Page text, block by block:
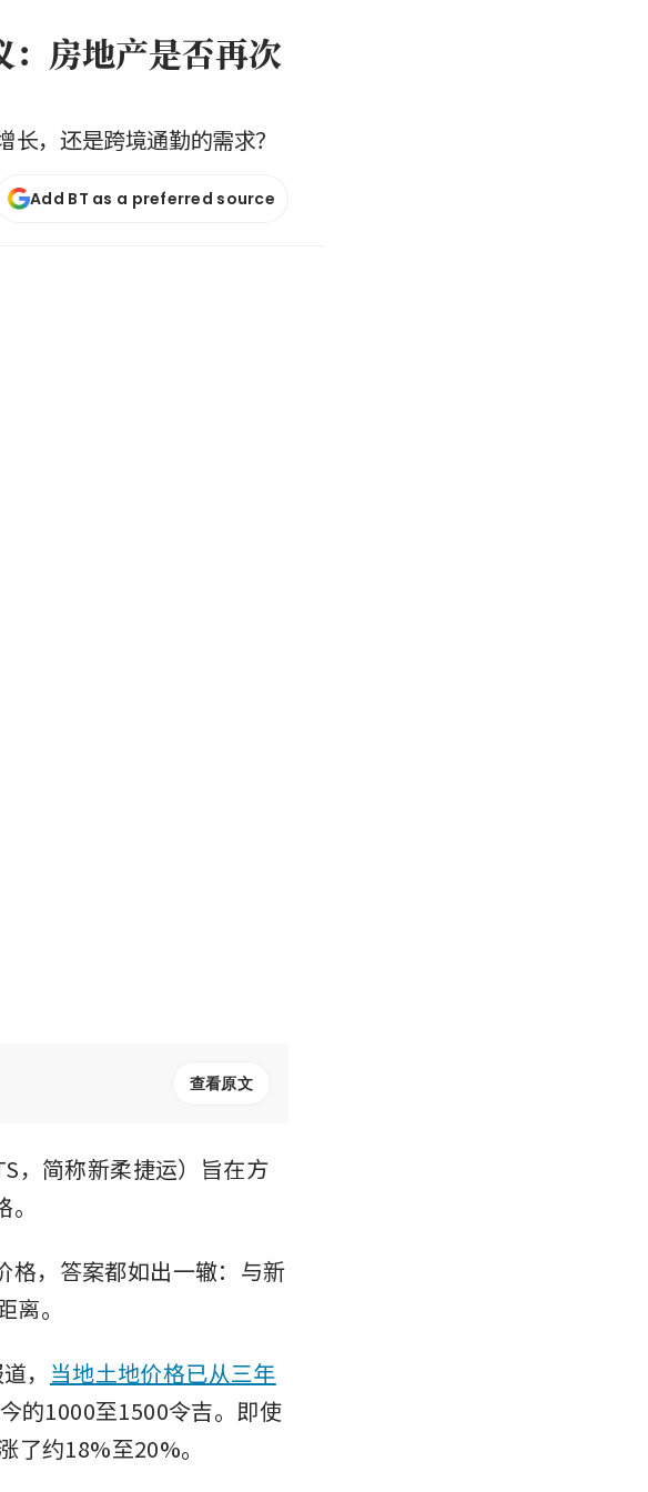
：房地产是否再次
，还是跨境通勤的需求？
Add BT as a preferred source
查看原文
，简称新柔捷运）旨在方
格，答案都如出一辙：与新
。
， 当地土地价格已从三年
的1000至1500令吉。即使
了约18%至20%。